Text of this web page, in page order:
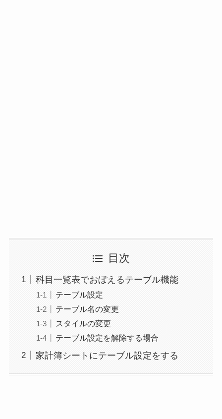
目次
科目一覧表でおぼえるテーブル機能
テーブル設定
テーブル名の変更
スタイルの変更
テーブル設定を解除する場合
家計簿シートにテーブル設定をする